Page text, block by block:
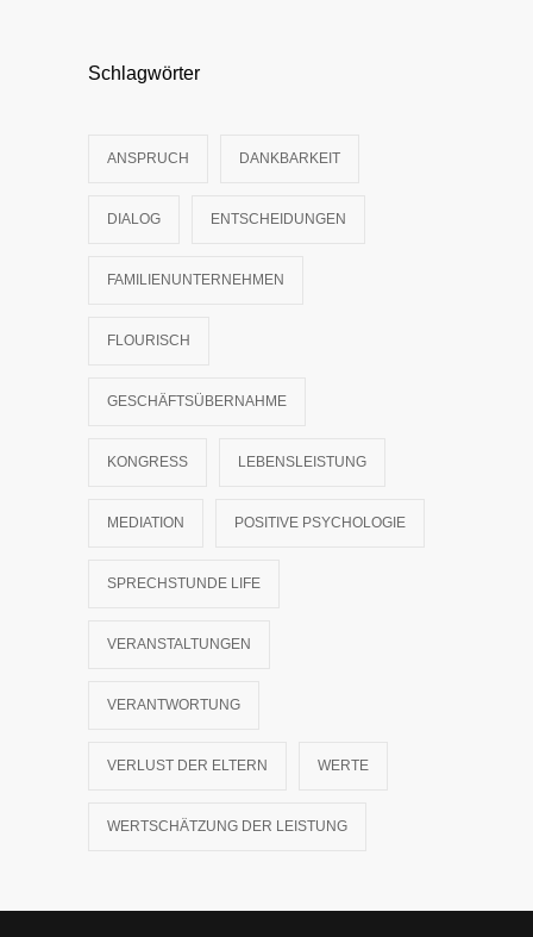
Schlagwörter
ANSPRUCH DANKBARKEIT
DIALOG ENTSCHEIDUNGEN
FAMILIENUNTERNEHMEN
FLOURISCH
GESCHÄFTSÜBERNAHME
KONGRESS LEBENSLEISTUNG
MEDIATION POSITIVE PSYCHOLOGIE
SPRECHSTUNDE LIFE
VERANSTALTUNGEN
VERANTWORTUNG
VERLUST DER ELTERN WERTE
WERTSCHÄTZUNG DER LEISTUNG